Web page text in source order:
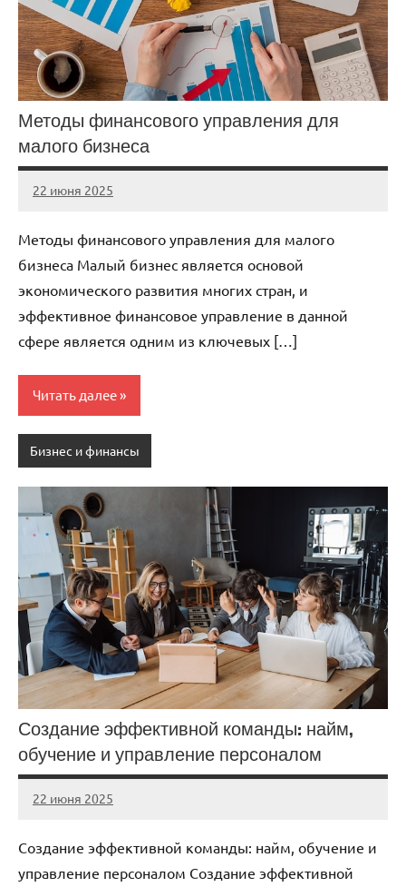
Методы финансового управления для
малого бизнеса
22 июня 2025
stroicomplex
Нет
Методы финансового управления для малого
бизнеса Малый бизнес является основой
экономического развития многих стран, и
эффективное финансовое управление в данной
сфере является одним из ключевых […]
Читать далее
Бизнес и финансы
Создание эффективной команды: найм,
обучение и управление персоналом
22 июня 2025
stroicomplex
Нет
Создание эффективной команды: найм, обучение и
управление персоналом Создание эффективной